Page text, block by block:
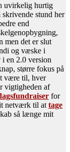
uvirkelig hurtig
stund her
end
men det er slut
og væske i
i en 2.0 version
større fokus på
være til, hver
vigtigheden af
for
netværk til at tage
så længe mit